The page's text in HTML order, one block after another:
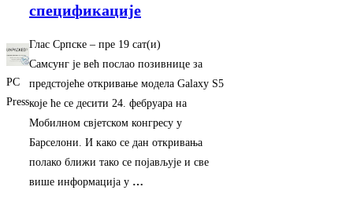
PC
Press
спецификације
Глас Српске – ‎пре 19 сат(и)‎
Самсунг је већ послао позивнице за
предстојеће откривање модела Galaxy S5
које ће се десити 24. фебруара на
Мобилном свjетском конгресу у
Барселони. И како се дан откривања
полако ближи тако се појављује и све
више информација у …